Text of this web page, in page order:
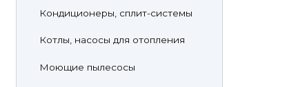
Кондиционеры, сплит-системы
Котлы, насосы для отопления
Моющие пылесосы